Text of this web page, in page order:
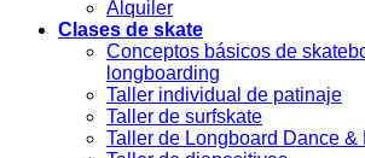
Alquiler
Clases de skate
Conceptos básicos de
longboarding
Taller individual de patinaje
Taller de surfskate
Taller de Longboard Dance &